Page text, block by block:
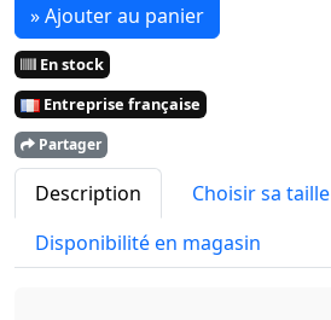
» Ajouter au panier
En stock
Entreprise française
Partager
Description
Choisir sa taille
Disponibilité en magasin